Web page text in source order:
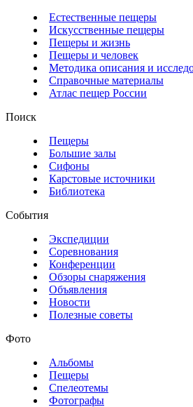
Естественные пещеры
Искусственные пещеры
Пещеры и жизнь
Пещеры и человек
Методика описания и
Справочные материалы
Атлас пещер России
Поиск
Пещеры
Большие залы
Сифоны
Карстовые источники
Библиотека
События
Экспедиции
Соревнования
Конференции
Обзоры снаряжения
Объявления
Новости
Полезные советы
Фото
Альбомы
Пещеры
Спелеотемы
Фотографы